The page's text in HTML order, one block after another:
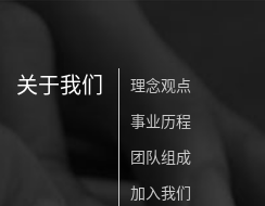
关于我们 理念观点
事业历程
团队组成
加入我们